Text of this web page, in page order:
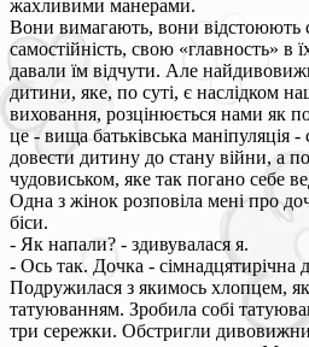
жахливими манерами.
Вони вимагають, вони відстоюють
самостійність, свою «главность» в
давали їм відчути. Але
дитини, яке, по суті, є наслідком
виховання, розцінюється нами як
це - вища батьківська маніпуляція
довести дитину до стану війни, а
чудовиськом, яке так погано себе
Одна з жінок розповіла мені про
біси.
- Як напали? - здивувалася я.
- Ось так. Дочка - сімнадцятирічна
Подружилася з якимось хлопцем,
татуюванням. Зробила собі
три сережки. Обстригли